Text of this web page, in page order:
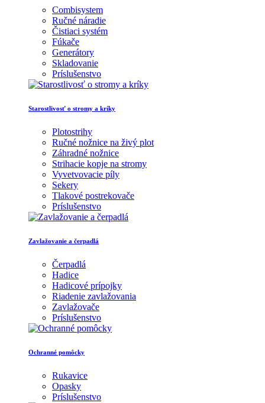
Combisystem
Ručné náradie
Čistiaci systém
Fúkače
Generátory
Skladovanie
Príslušenstvo
Starostlivosť o stromy a kríky
Plotostrihy
Ručné nožnice na živý plot
Záhradné nožnice
Strihacie kopje na stromy
Vyvetvovacie píly
Sekery
Tlakové postrekovače
Príslušenstvo
Zavlažovanie a čerpadlá
Čerpadlá
Hadice
Hadicové prípojky
Riadenie zavlažovania
Zavlažovače
Príslušenstvo
Ochranné pomôcky
Rukavice
Opasky
Príslušenstvo